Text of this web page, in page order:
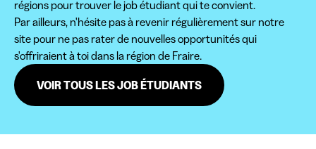
régions pour trouver le job étudiant qui te convient.
Par ailleurs, n'hésite pas à revenir régulièrement sur notre
site pour ne pas rater de nouvelles opportunités qui
s'offriraient à toi dans la région de Fraire.
VOIR TOUS LES JOB ÉTUDIANTS